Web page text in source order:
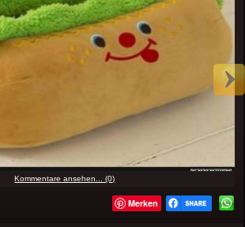
Kommentare ansehen... (0)
Merken